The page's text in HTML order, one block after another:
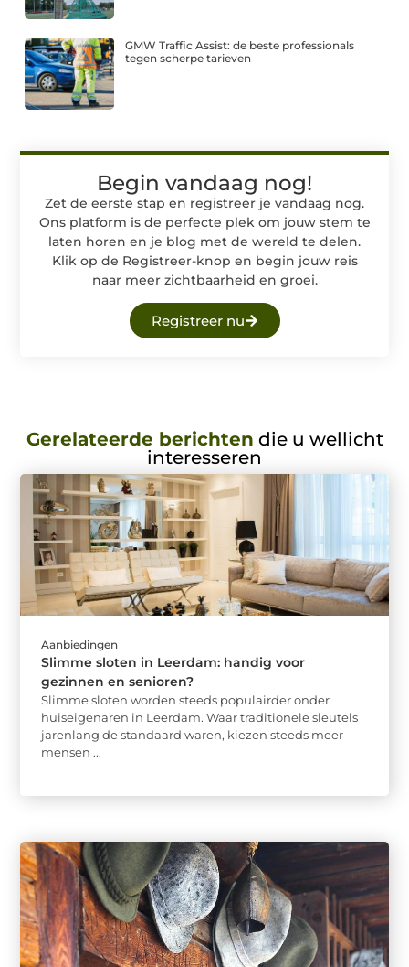
GMW Traffic Assist: de beste professionals
tegen scherpe tarieven
Begin vandaag nog!
Zet de eerste stap en registreer je vandaag nog.
Ons platform is de perfecte plek om jouw stem te
laten horen en je blog met de wereld te delen.
Klik op de Registreer-knop en begin jouw reis
naar meer zichtbaarheid en groei.
Registreer nu
Gerelateerde berichten die u wellicht
interesseren
Aanbiedingen
Slimme sloten in Leerdam: handig voor
gezinnen en senioren?
Slimme sloten worden steeds populairder onder
huiseigenaren in Leerdam. Waar traditionele sleutels
jarenlang de standaard waren, kiezen steeds meer
mensen ...